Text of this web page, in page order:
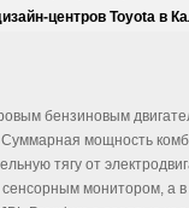
центров Toyota в
бензиновым
мощность
тягу от
монитором, а